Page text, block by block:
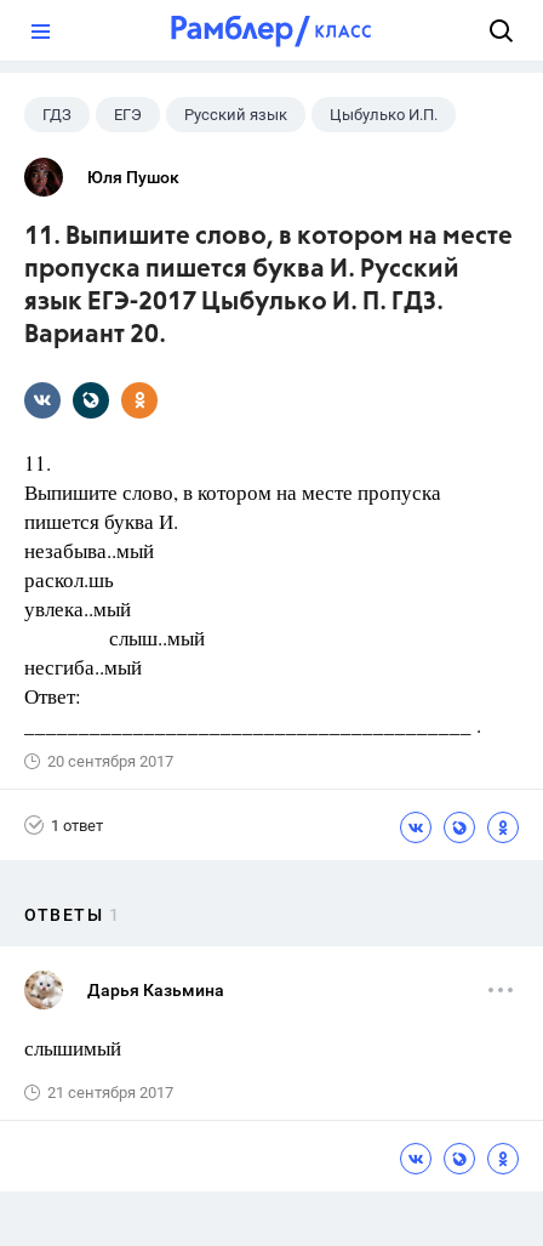
ГДЗ ЕГЭ Русский язык Цыбулько И.П.
Юля Пушок
11. Выпишите слово, в котором на месте
пропуска пишется буква И. Русский
язык ЕГЭ-2017 Цыбулько И. П. ГДЗ.
Вариант 20.
11.
Выпишите слово, в котором на месте пропуска
пишется буква И.
незабыва..мый
раскол.шь
увлека..мый
слыш..мый
несгиба..мый
Ответ:
_________________________________________ .
20 сентября 2017
1 ответ
ОТВЕТЫ 1
Дарья Казьмина
слышимый
21 сентября 2017